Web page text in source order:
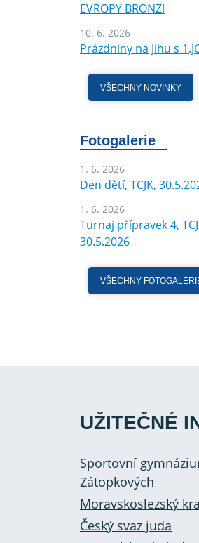
EVROPY BRONZ!
10. 6. 2026
Prázdniny na Jihu s
VŠECHNY NOVINKY
Fotogalerie
1. 6. 2026
Den dětí, TCJK,
1. 6. 2026
Turnaj přípravek 4,
30.5.2026
VŠECHNY
UŽITEČNÉ
Sportovní
Zátopkových
Moravskoslezský
Český svaz juda